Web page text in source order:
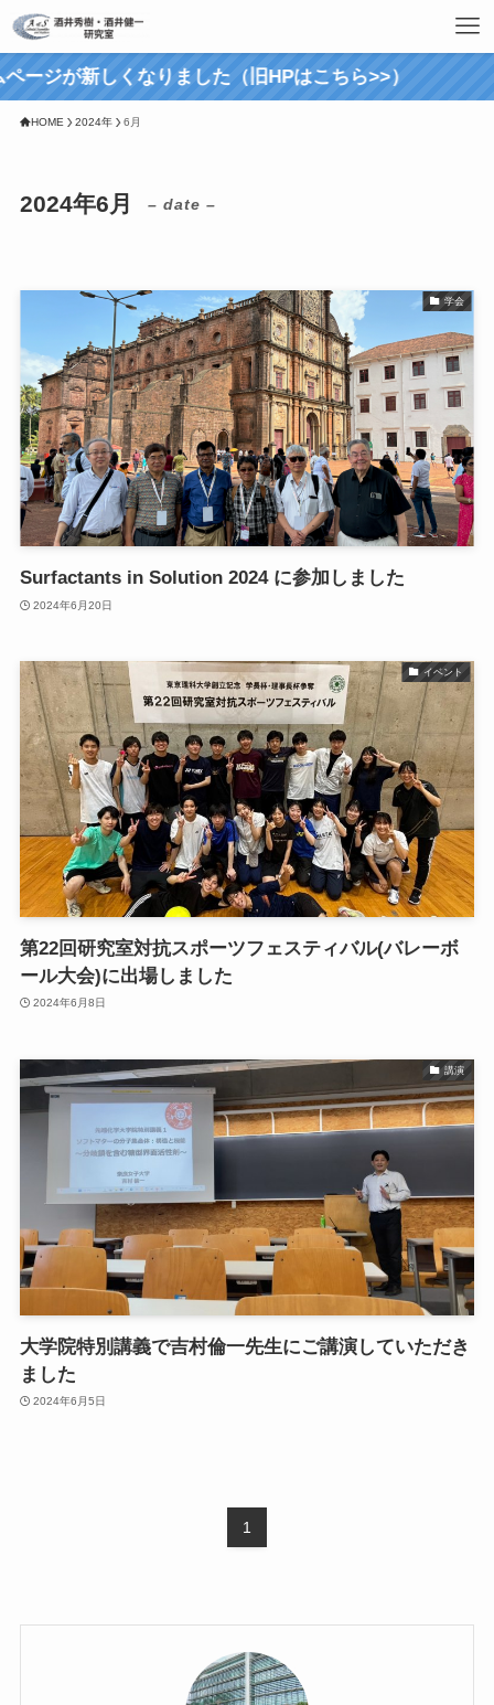
が新しくなりました（旧HPはこちら>>）
HOME 2024年 6月
2024年6月 – date –
学会
Surfactants in Solution 2024 に参加しました
2024年6月20日
イベント
第22回研究室対抗スポーツフェスティバル(バレーボ
ール大会)に出場しました
2024年6月8日
講演
大学院特別講義で吉村倫一先生にご講演していただき
ました
2024年6月5日
1